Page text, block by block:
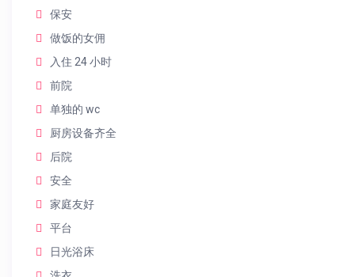
保安
做饭的女佣
入住 24 小时
前院
单独的 wc
厨房设备齐全
后院
安全
家庭友好
平台
日光浴床